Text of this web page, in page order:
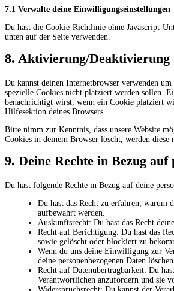
7.1 Verwalte deine Einwilligungseinstellungen
Du hast die Cookie-Richtlinie ohne Javascript-
unten auf der Seite verwenden.
8. Aktivierung/Deaktivierung
Du kannst deinen Internetbrowser verwenden
spezielle Cookies nicht platziert werden sollen.
benachrichtigt wirst, wenn ein Cookie platziert
Hilfesektion deines Browsers.
Bitte nimm zur Kenntnis, dass unsere Website
Cookies in deinem Browser löscht, werden diese
9. Deine Rechte in Bezug auf
Du hast folgende Rechte in Bezug auf deine
Du hast das Recht zu erfahren, warum
aufbewahrt werden.
Auskunftsrecht: Du hast das Recht
Recht auf Berichtigung: Du hast das
sowie gelöscht oder blockiert zu
Wenn du uns deine Einwilligung zur
deine personenbezogenen Daten
Recht auf Datenübertragbarkeit: Du
Verantwortlichen anzufordern und sie